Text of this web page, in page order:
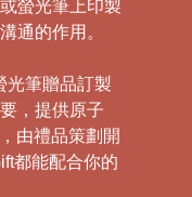
螢光筆上印製
通的作用。
光筆贈品訂製
，提供原子
由禮品策劃開
都能配合你的